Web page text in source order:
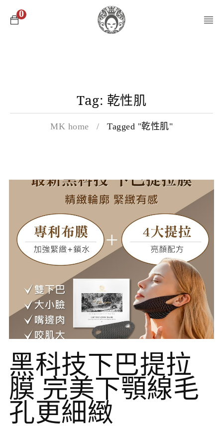
0
Tag: 乾性肌
MK home / Tagged "乾性肌"
黑科技下巴提拉
膜 完美下顎線毛
孔更細緻